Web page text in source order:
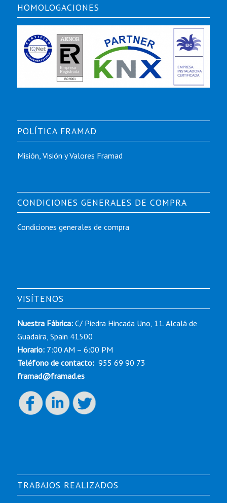
HOMOLOGACIONES
POLÍTICA FRAMAD
Misión, Visión y Valores Framad
CONDICIONES GENERALES DE COMPRA
Condiciones generales de compra
VISÍTENOS
Nuestra Fábrica:C/ Piedra Hincada Uno, 11. Alcalá de
Guadaira, Spain 41500
Horario: 7:00 AM – 6:00 PM
Teléfono de contacto: 955 69 90 73
framad@framad.es
TRABAJOS REALIZADOS